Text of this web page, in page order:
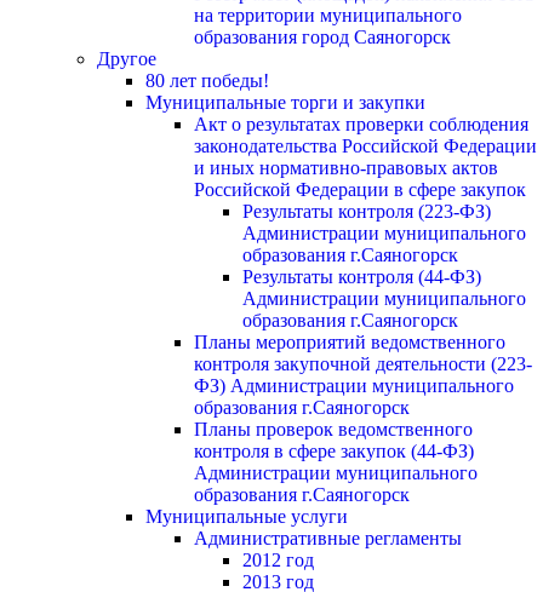
на территории муниципального
образования город Саяногорск
Другое
80 лет победы!
Муниципальные торги и закупки
Акт о результатах проверки соблюдения
законодательства Российской Федерации
и иных нормативно-правовых актов
Российской Федерации в сфере закупок
Результаты контроля (223-ФЗ)
Администрации муниципального
образования г.Саяногорск
Результаты контроля (44-ФЗ)
Администрации муниципального
образования г.Саяногорск
Планы мероприятий ведомственного
контроля закупочной деятельности (223-
ФЗ) Администрации муниципального
образования г.Саяногорск
Планы проверок ведомственного
контроля в сфере закупок (44-ФЗ)
Администрации муниципального
образования г.Саяногорск
Муниципальные услуги
Административные регламенты
2012 год
2013 год